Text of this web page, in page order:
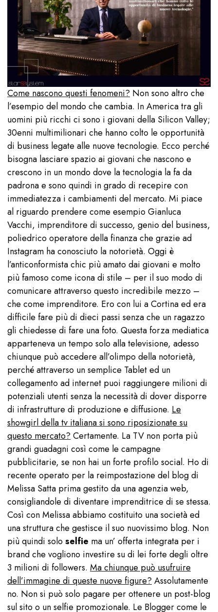
Come nascono questi fenomeni? Non sono altro che
l’esempio del mondo che cambia. In America tra gli
uomini più ricchi ci sono i giovani della Silicon Valley;
30enni multimilionari che hanno colto le opportunità
di business legate alle nuove tecnologie. Ecco perché
bisogna lasciare spazio ai giovani che nascono e
crescono in un mondo dove la tecnologia la fa da
padrona e sono quindi in grado di recepire con
immediatezza i cambiamenti del mercato. Mi piace
al riguardo prendere come esempio Gianluca
Vacchi, imprenditore di successo, genio del business,
poliedrico operatore della finanza che grazie ad
Instagram ha conosciuto la notorietà. Oggi è
l’anticonformista chic più amato dai giovani e molto
più famoso come icona di stile – per il suo modo di
comunicare attraverso questo incredibile mezzo –
che come imprenditore. Ero con lui a Cortina ed era
difficile fare più di dieci passi senza che un ragazzo
gli chiedesse di fare una foto. Questa forza mediatica
apparteneva un tempo solo alla televisione, adesso
chiunque può accedere all’olimpo della notorietà,
perché attraverso un semplice Tablet ed un
collegamento ad internet puoi raggiungere milioni di
potenziali utenti senza la necessità di dover disporre
di infrastrutture di produzione e diffusione. Le
showgirl della tv italiana si sono riposizionate su
questo mercato?Certamente. La TV non porta più
grandi guadagni così come le campagne
pubblicitarie, se non hai un forte profilo social. Ho di
recente operato per la reimpostazione del blog di
Melissa Satta prima gestito da una agenzia web,
consigliandole di diventare imprenditrice di se stessa.
Così con Melissa abbiamo costituito una società ed
una struttura che gestisce il suo nuovissimo blog. Non
più quindi soloselfie ma un’ offerta integrata per i
brand che vogliono investire su di lei forte degli oltre
3 milioni di followers. Ma chiunque può usufruire
dell’immagine di queste nuove figure?Assolutamente
no. Non si può solo pagare per ottenere un post-blog
sul sito o un selfie promozionale. Le Blogger come le